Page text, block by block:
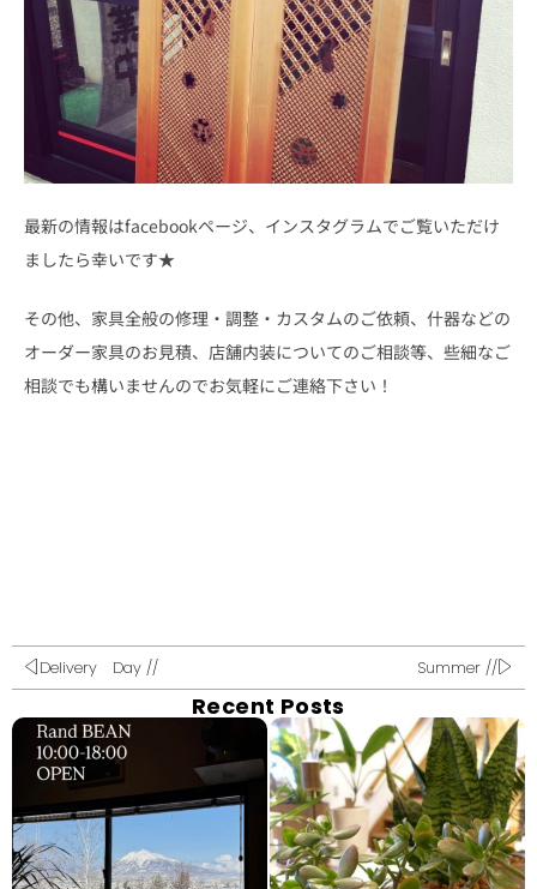
最新の情報はfacebookページ、インスタグラムでご覧いただけ
ましたら幸いです★
その他、家具全般の修理・調整・カスタムのご依頼、什器などの
オーダー家具のお見積、店舗内装についてのご相談等、些細なご
相談でも構いませんのでお気軽にご連絡下さい！
Delivery Day // Summer //
Recent Posts